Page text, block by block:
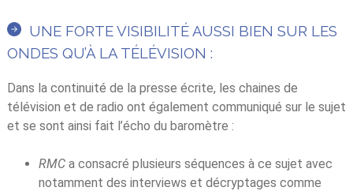
UNE FORTE VISIBILITÉ AUSSI BIEN SUR LES
ONDES QU’À LA TÉLÉVISION :
Dans la continuité de la presse écrite, les chaines de
télévision et de radio ont également communiqué sur le sujet
et se sont ainsi fait l’écho du baromètre :
RMCa consacré plusieurs séquences à ce sujet avec
notamment des interviews et décryptages comme